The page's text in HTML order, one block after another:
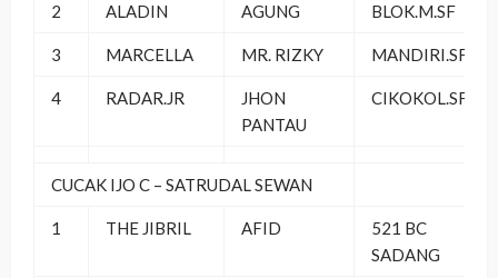
2 ALADIN AGUNG BLOK.M.SF
3 MARCELLA MR. RIZKY MANDIRI.SF
4 RADAR.JR
JHON
PANTAU
CIKOKOL.SF
CUCAK IJO C – SATRUDAL SEWAN
1 THE JIBRIL AFID
521 BC
SADANG